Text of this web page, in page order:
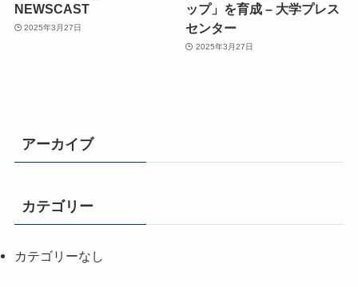
NEWSCAST
2025年3月27日
ップ」を育成 – 大学プレス
センター
2025年3月27日
アーカイブ
カテゴリー
カテゴリーなし